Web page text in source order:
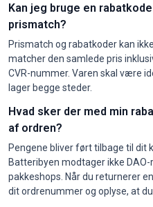
Kan jeg bruge en
prismatch?
Prismatch og rabatkoder kan
matcher den samlede pris
CVR-nummer. Varen skal være
lager begge steder.
Hvad sker der med min
af ordren?
Pengene bliver ført tilbage til dit
Batteribyen modtager ikke
pakkeshops. Når du returnerer
dit ordrenummer og oplyse, at